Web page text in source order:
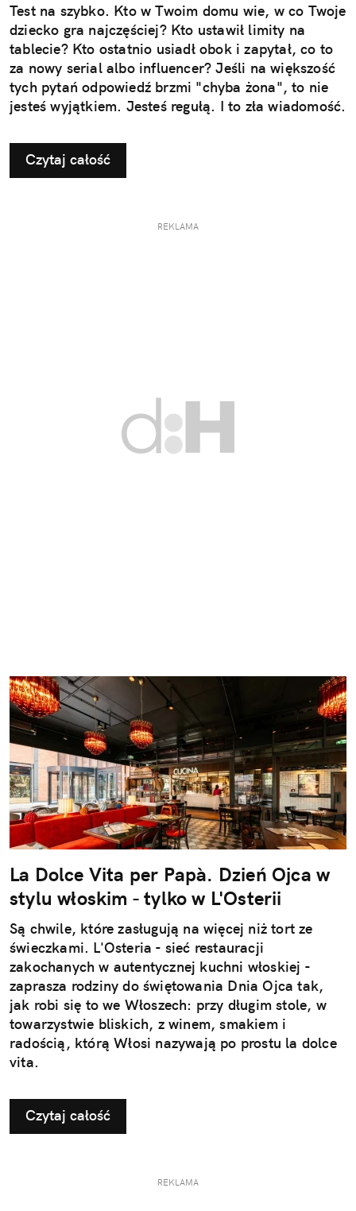
Test na szybko. Kto w Twoim domu wie, w co Twoje
dziecko gra najczęściej? Kto ustawił limity na
tablecie? Kto ostatnio usiadł obok i zapytał, co to
za nowy serial albo influencer? Jeśli na większość
tych pytań odpowiedź brzmi "chyba żona", to nie
jesteś wyjątkiem. Jesteś regułą. I to zła wiadomość.
Czytaj całość
REKLAMA
La Dolce Vita per Papà. Dzień Ojca w
stylu włoskim - tylko w L'Osterii
Są chwile, które zasługują na więcej niż tort ze
świeczkami. L'Osteria - sieć restauracji
zakochanych w autentycznej kuchni włoskiej -
zaprasza rodziny do świętowania Dnia Ojca tak,
jak robi się to we Włoszech: przy długim stole, w
towarzystwie bliskich, z winem, smakiem i
radością, którą Włosi nazywają po prostu la dolce
vita.
Czytaj całość
REKLAMA